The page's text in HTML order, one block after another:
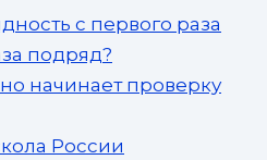
с первого раза
подряд?
начинает проверку
России